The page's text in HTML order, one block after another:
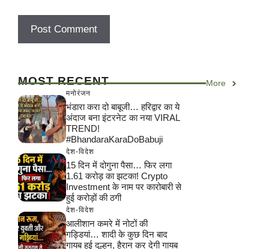
MOST RECENT More
मनोरंजन
भंडारा करा दो बाबूजी… हरिद्वार का ये
अंदाज बना इंटरनेट का नया VIRAL
TREND!
#BhandaraKaraDoBabuji
देश-विदेश
15 दिन में दोगुना पैसा… फिर लगा
1.61 करोड़ का झटका! Crypto
Investment के नाम पर कारोबारी से
हुई करोड़ों की ठगी
देश-विदेश
आलीशान कमरे में नोटों की
गड्डियां… शादी के कुछ दिन बाद
गायब हुई दुल्हन, हैरान कर देगी गायब